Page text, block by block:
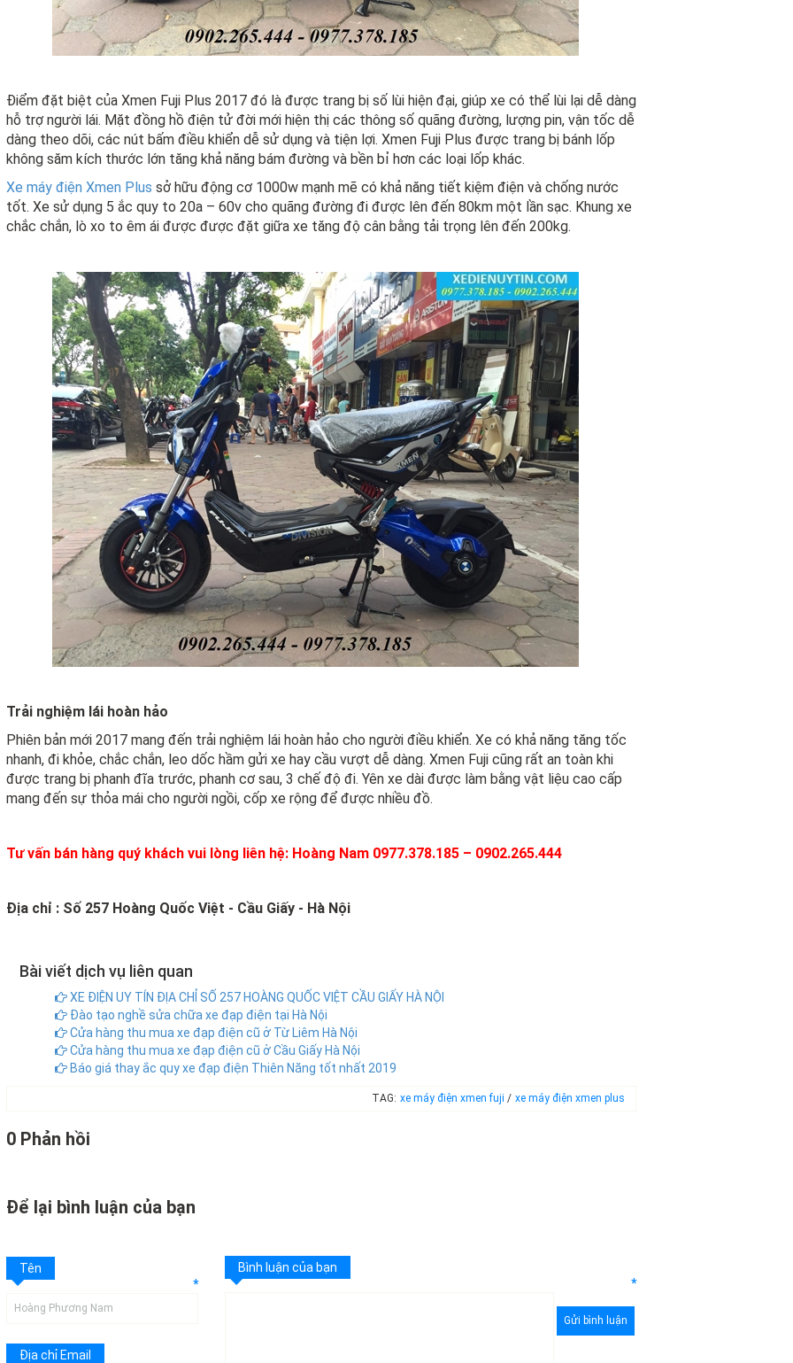
Điểm đặt biệt của Xmen Fuji Plus 2017 đó là được trang bị số lùi hiện đại, giúp xe có thể lùi lại dễ dàng
hỗ trợ người lái. Mặt đồng hồ điện tử đời mới hiện thị các thông số quãng đường, lượng pin, vận tốc dễ
dàng theo dõi, các nút bấm điều khiển dễ sử dụng và tiện lợi. Xmen Fuji Plus được trang bị bánh lốp
không săm kích thước lớn tăng khả năng bám đường và bền bỉ hơn các loại lốp khác.
Xe máy điện Xmen Plus sở hữu động cơ 1000w mạnh mẽ có khả năng tiết kiệm điện và chống nước
tốt. Xe sử dụng 5 ắc quy to 20a – 60v cho quãng đường đi được lên đến 80km một lần sạc. Khung xe
chắc chắn, lò xo to êm ái được được đặt giữa xe tăng độ cân bằng tải trọng lên đến 200kg.
Trải nghiệm lái hoàn hảo
Phiên bản mới 2017 mang đến trải nghiệm lái hoàn hảo cho người điều khiển. Xe có khả năng tăng tốc
nhanh, đi khỏe, chắc chắn, leo dốc hầm gửi xe hay cầu vượt dễ dàng. Xmen Fuji cũng rất an toàn khi
được trang bị phanh đĩa trước, phanh cơ sau, 3 chế độ đi. Yên xe dài được làm bằng vật liệu cao cấp
mang đến sự thỏa mái cho người ngồi, cốp xe rộng để được nhiều đồ.
Tư vấn bán hàng quý khách vui lòng liên hệ: Hoàng Nam 0977.378.185 – 0902.265.444
Địa chỉ : Số 257 Hoàng Quốc Việt - Cầu Giấy - Hà Nội
Bài viết dịch vụ liên quan
XE ĐIỆN UY TÍN ĐỊA CHỈ SỐ 257 HOÀNG QUỐC VIỆT CẦU GIẤY HÀ NỘI
Đào tạo nghề sửa chữa xe đạp điện tại Hà Nội
Cửa hàng thu mua xe đạp điện cũ ở Từ Liêm Hà Nội
Cửa hàng thu mua xe đạp điện cũ ở Cầu Giấy Hà Nội
Báo giá thay ắc quy xe đạp điện Thiên Năng tốt nhất 2019
TAG: xe máy điện xmen fuji / xe máy điện xmen plus
0 Phản hồi
Để lại bình luận của bạn
Tên
*
Địa chỉ Email
Bình luận của bạn
*